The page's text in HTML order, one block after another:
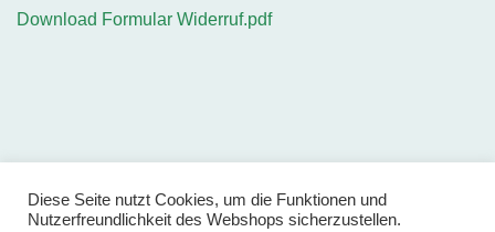
Download Formular Widerruf.pdf
Diese Seite nutzt Cookies, um die Funktionen und
Nutzerfreundlichkeit des Webshops sicherzustellen.